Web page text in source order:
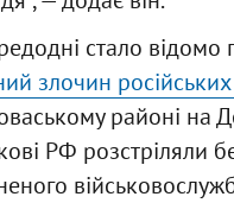
стало відомо
злочин російських
районі на
РФ розстріляли